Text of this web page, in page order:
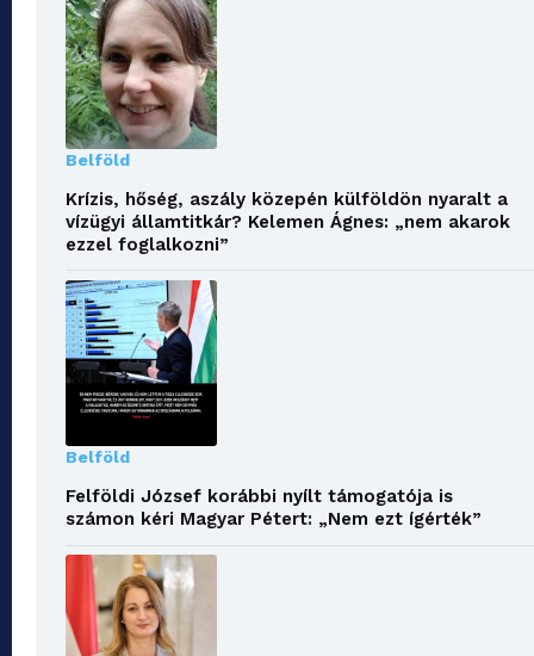
Belföld
Krízis, hőség, aszály közepén külföldön nyaralt a
vízügyi államtitkár? Kelemen Ágnes: „nem akarok
ezzel foglalkozni”
Belföld
Felföldi József korábbi nyílt támogatója is
számon kéri Magyar Pétert: „Nem ezt ígérték”